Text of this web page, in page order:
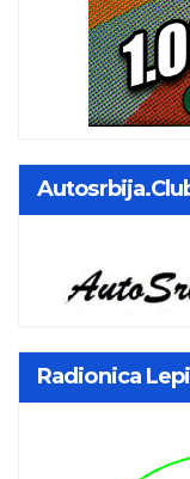
Radionica